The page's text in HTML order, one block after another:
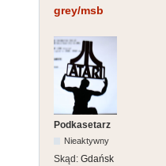
grey/msb
Podkasetarz
Nieaktywny
Skąd: Gdańsk